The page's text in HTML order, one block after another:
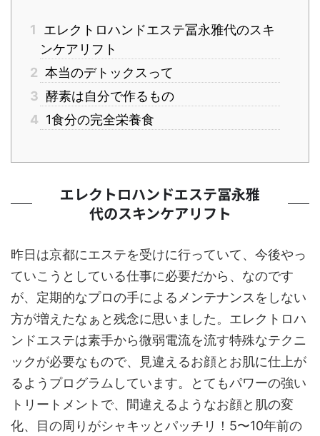
1
エレクトロハンドエステ冨永雅代のスキ
ンケアリフト
2 本当のデトックスって
3 酵素は自分で作るもの
4 1食分の完全栄養食
エレクトロハンドエステ冨永雅
代のスキンケアリフト
昨日は京都にエステを受けに行っていて、今後やっ
ていこうとしている仕事に必要だから、なのです
が、定期的なプロの手によるメンテナンスをしない
方が増えたなぁと残念に思いました。エレクトロハ
ンドエステは素手から微弱電流を流す特殊なテクニ
ックが必要なもので、見違えるお顔とお肌に仕上が
るようプログラムしています。とてもパワーの強い
トリートメントで、間違えるようなお顔と肌の変
化、目の周りがシャキッとパッチリ！5〜10年前の